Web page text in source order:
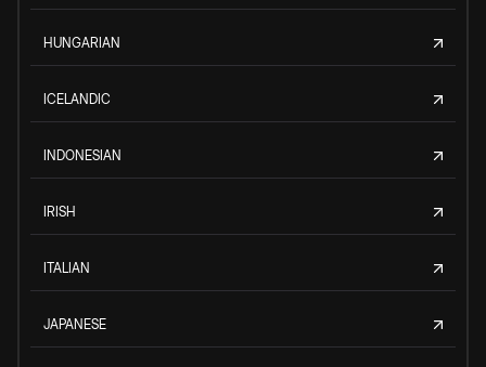
HUNGARIAN
ICELANDIC
INDONESIAN
IRISH
ITALIAN
JAPANESE